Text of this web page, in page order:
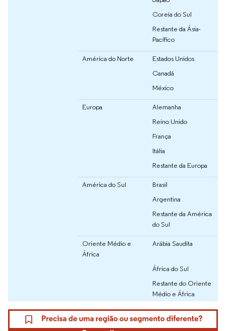
Coreia do Sul
Restante da Ásia-
Pacífico
América do Norte
Estados Unidos
Canadá
México
Europa
Alemanha
Reino Unido
França
Itália
Restante da Europa
América do Sul
Brasil
Argentina
Restante da América
do Sul
Oriente Médio e
África
Arábia Saudita
África do Sul
Restante do Oriente
Médio e África